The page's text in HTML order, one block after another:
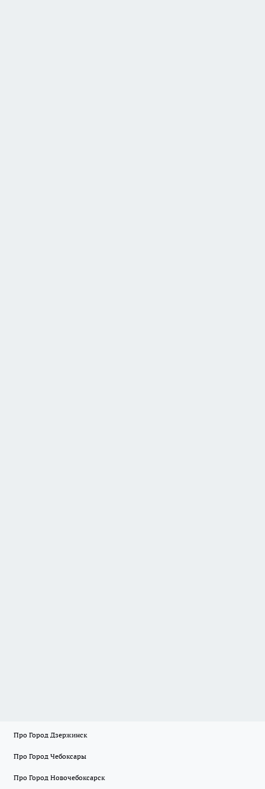
Про Город Дзержинск
Про Город Чебоксары
Про Город Новочебоксарск